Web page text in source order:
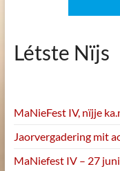
Létste Nïjs
MaNieFest IV, nïjje
Jaorvergadering mit
MaNiefest IV – 27